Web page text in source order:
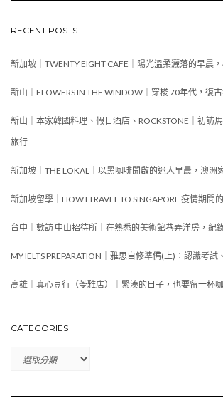
RECENT POSTS
新加坡｜TWENTY EIGHT CAFE｜陽光溫柔灑落的早晨
新山｜FLOWERS IN THE WINDOW｜穿梭 70年代，復
新山｜本家韓國料理、假日酒店、ROCKSTONE｜初訪
旅行
新加坡｜THE LOKAL｜以黑咖啡開啟的迷人早晨，澳洲
新加坡留學｜HOW I TRAVEL TO SINGAPORE 疫情期間
台中｜數訪 中山招待所｜在熟悉的美術館巷弄洋房，紀
MY IELTS PREPARATION｜雅思自修準備(上)：認識考
高雄｜真心豆行（苓雅店）｜緊湊的日子，也要留一杯
CATEGORIES
CATEGORIES